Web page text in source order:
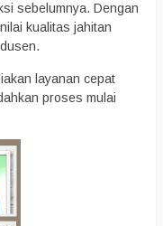
sebelumnya. Dengan
kualitas jahitan
layanan cepat
proses mulai